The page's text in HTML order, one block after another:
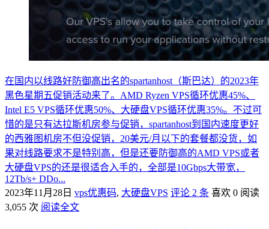
在国内以线路好防御高出名的spartanhost（斯巴达）的2023年
黑色星期五促销活动来了。AMD Ryzen VPS循环优惠45%、
Intel E5 VPS循环优惠50%、大硬盘VPS循环优惠35%。不过可
惜的是只有达拉斯机房参与促销，spartanhost到国内速度更好
的西雅图机房不但没促销，20美元/月以下的套餐都没货，如
果对线路要求不是特别高，但是还要防御高的AMD VPS或者
大硬盘VPS的还是很适合入手的，全部是10Gbps大带宽，
12Tb/s+ DDo...
2023年11月28日 vps优惠码, 大硬盘VPS 评论 2 条 喜欢 0 阅读
3,055 次 阅读全文